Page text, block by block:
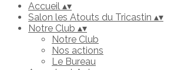
Accueil ▴▾
Salon les Atouts du Tricastin ▴▾
Notre Club ▴▾
Notre Club
Nos actions
Le Bureau